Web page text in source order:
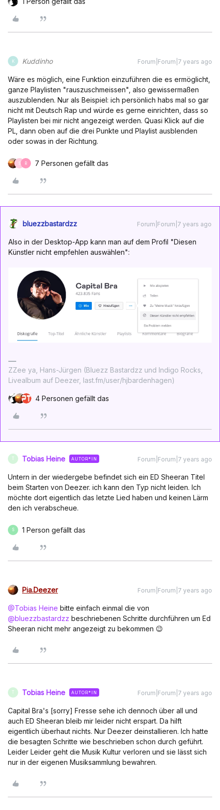
K Kuddinho Forum|Forum|7 years ago
Wäre es möglich, eine Funktion einzuführen die es ermöglicht,
ganze Playlisten "rauszuschmeissen", also gewissermaßen
auszublenden. Nur als Beispiel: ich persönlich habs mal so gar
nicht mit Deutsch Rap und würde es gerne einrichten, dass so
Playlisten bei mir nicht angezeigt werden. Quasi Klick auf die
PL, dann oben auf die drei Punkte und Playlist ausblenden
oder sowas in der Richtung.
S R 7 Personen gefällt das
bluezzbastardzz Forum|Forum|7 years ago
Also in der Desktop-App kann man auf dem Profil "Diesen
Künstler nicht empfehlen auswählen":
ZZee ya, Hans-Jürgen (Bluezz Bastardzz und Indigo Rocks,
Livealbum auf Deezer, last.fm/user/hjbardenhagen)
4 Personen gefällt das
T Tobias Heine AUTOR*IN Forum|Forum|7 years ago
Untern in der wiedergebe befindet sich ein ED Sheeran Titel
beim Starten von Deezer. ich kann den Typ nicht leiden. Ich
möchte dort eigentlich das letzte Lied haben und keinen Lärm
den ich verabscheue.
S 1 Person gefällt das
Pia.Deezer Forum|Forum|7 years ago
@Tobias Heine bitte einfach einmal die von
@bluezzbastardzz beschriebenen Schritte durchführen um Ed
Sheeran nicht mehr angezeigt zu bekommen 😉
T Tobias Heine AUTOR*IN Forum|Forum|7 years ago
Capital Bra's [sorry] Fresse sehe ich dennoch über all und
auch ED Sheeran bleib mir leider nicht erspart. Da hilft
eigentlich überhaut nichts. Nur Deezer deinstallieren. Ich hatte
die besagten Schritte wie beschrieben schon durch geführt.
Leider Leider geht die Musik Kultur verloren und sie lässt sich
nur in der eigenen Musiksammlung bewahren.